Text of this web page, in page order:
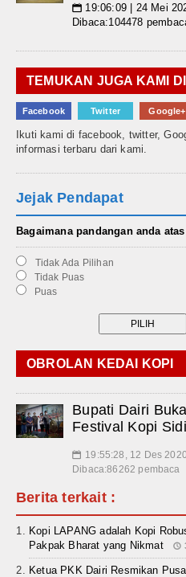
📅 19:06:09 | 24 Mei
Dibaca:104478
TEMUKAN JUGA KAMI DI
Facebook Twitter Google+
Ikuti kami di facebook, twitter,
informasi terbaru dari kami.
Jejak Pendapat
Bagaimana pandangan anda
Tidak Ada Pilihan
Tidak Puas
Puas
OBROLAN KEDAI KOPI
Bupati Dairi
Festival Kopi
📅 19:55:28, 12 Des 2020
Dibaca:86262 pembaca
Berita terkait :
Kopi LAPANG adalah Kopi
Pakpak Bharat yang Nikmat
Ketua PKK Dairi Resmikan